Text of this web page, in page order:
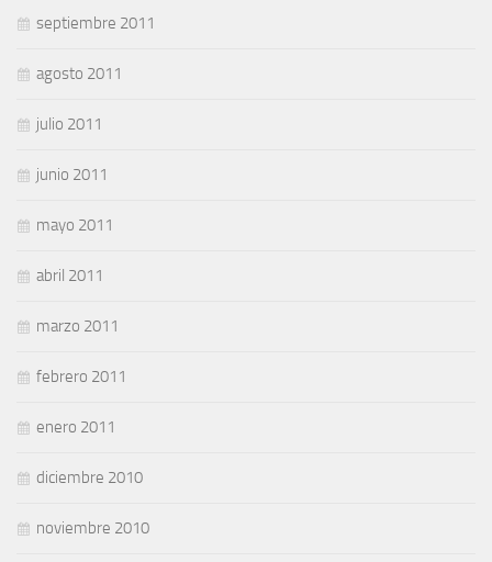
septiembre 2011
agosto 2011
julio 2011
junio 2011
mayo 2011
abril 2011
marzo 2011
febrero 2011
enero 2011
diciembre 2010
noviembre 2010